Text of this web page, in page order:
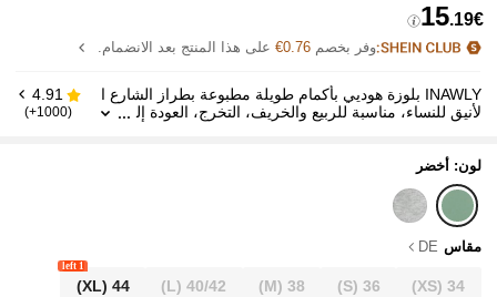
15.19€
وفر بخصم0.76€ على هذا المنتج بعد الانضمام.
INAWLY بلوزة هوديي بأكمام طويلة مطبوعة بطراز الشارع ا
لأنيق للنساء، مناسبة للربيع والخريف، التخرج، العودة إل
4.91
(1000+)
لون: أخضر
مقاس DE
34
(XS)
36
(S)
38
(M)
40/42
(L)
44
(XL)
1 left